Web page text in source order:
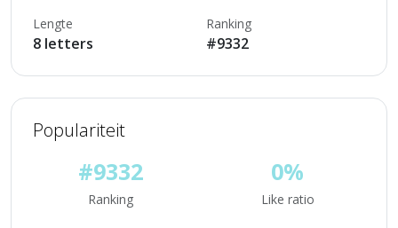
Lengte
8 letters
Ranking
#9332
Populariteit
#9332
Ranking
0%
Like ratio